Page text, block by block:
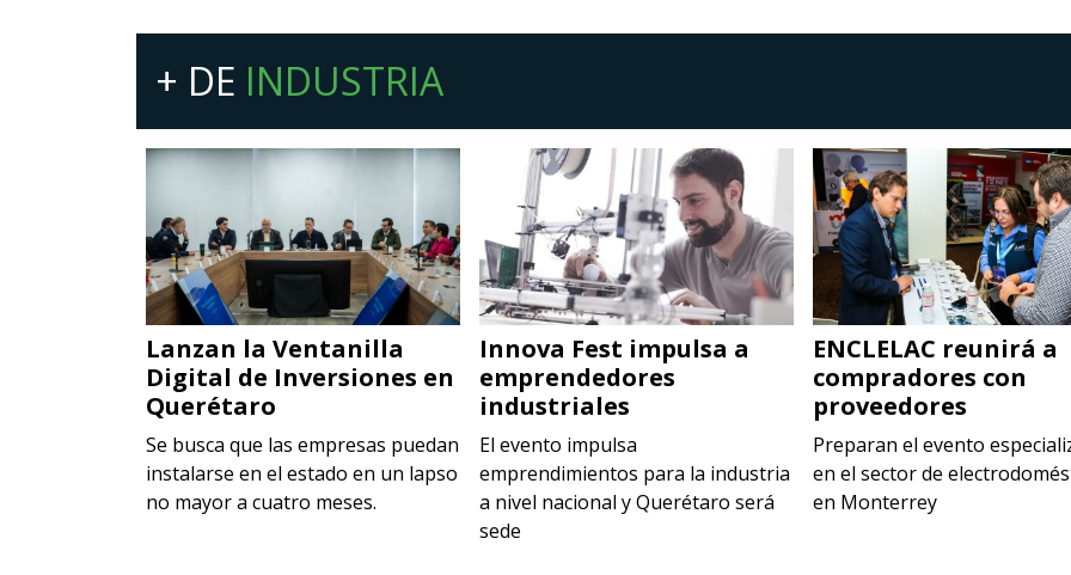
+ DE INDUSTRIA
Lanzan la Ventanilla
Digital de Inversiones en
Querétaro
Se busca que las empresas puedan
instalarse en el estado en un lapso
no mayor a cuatro meses.
Innova Fest impulsa a
emprendedores
industriales
El evento impulsa
emprendimientos para la industria
a nivel nacional y Querétaro será
sede
ENCLELAC reunirá a
compradores con
proveedores
Preparan el evento
en el sector de
en Monterrey